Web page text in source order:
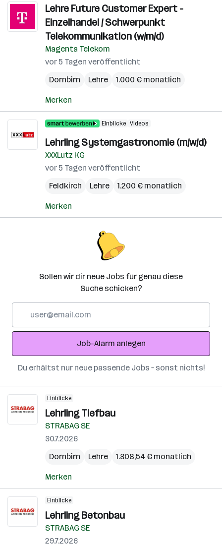
Lehre Future Customer Expert -
Einzelhandel / Schwerpunkt
Telekommunikation (w/m/d)
Magenta Telekom
vor 5 Tagen veröffentlicht
Dornbirn
Lehre 1.000 € monatlich
Merken
Einblicke Videos
Lehrling Systemgastronomie (m/w/d)
XXXLutz KG
vor 5 Tagen veröffentlicht
Feldkirch
Lehre 1.200 € monatlich
Merken
Sollen wir dir neue Jobs für genau diese
Suche schicken?
Adresse
Job-Alarm anlegen
Du erhältst nur neue passende Jobs – sonst nichts!
Einblicke
Lehrling Tiefbau
STRABAG SE
30.7.2026
Dornbirn
Lehre 1.308,54 € monatlich
Merken
Einblicke
Lehrling Betonbau
STRABAG SE
29.7.2026